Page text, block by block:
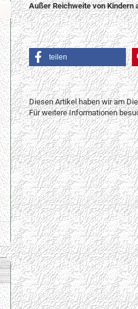
Außer Reichweite von Kindern
teilen
Diesen Artikel haben wir am
Für weitere Informationen